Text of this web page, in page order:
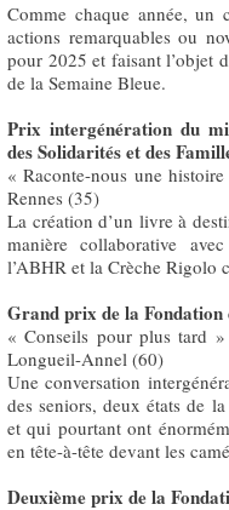
Comme chaque année, un concours vient de récompenser 6
actions remarquables ou
pour 2025 et faisant l’objet
de la Semaine Bleue.
Prix intergénération du
des Solidarités et des
« Raconte-nous une
Rennes (35)
La création d’un livre à
manière collaborative
l’ABHR et la Crèche Rigolo
Grand prix de la Fondation
« Conseils pour plus tard
Longueil-Annel (60)
Une conversation
des seniors, deux états de
et qui pourtant ont
en tête-à-tête devant les
Deuxième prix de la